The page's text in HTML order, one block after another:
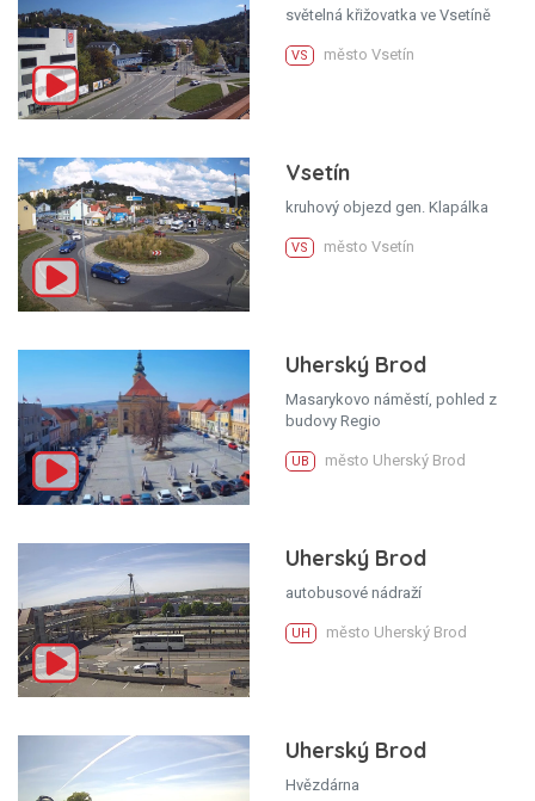
světelná křižovatka ve Vsetíně
VS město Vsetín
Vsetín
kruhový objezd gen. Klapálka
VS město Vsetín
Uherský Brod
Masarykovo náměstí, pohled z
budovy Regio
UB město Uherský Brod
Uherský Brod
autobusové nádraží
UH město Uherský Brod
Uherský Brod
Hvězdárna